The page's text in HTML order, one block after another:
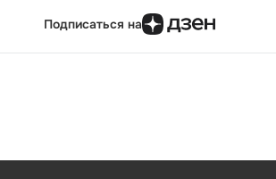
Подписаться на